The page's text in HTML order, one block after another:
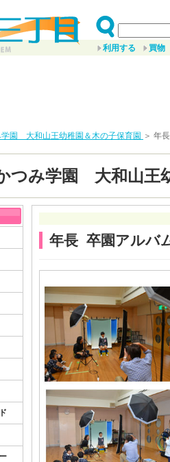
利用する 買物
学園 大和山王幼稚園＆木の子保育園 ＞ 年
つみ学園 大和山王
年長 卒園アルバ